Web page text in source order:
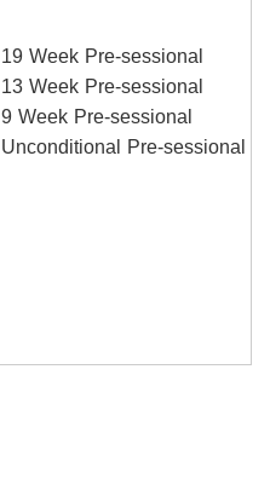
19 Week Pre-sessional
13 Week Pre-sessional
9 Week Pre-sessional
Unconditional Pre-sessional